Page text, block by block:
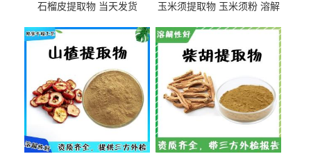
石榴皮提取物 当天发货
玉米须提取物 玉米须粉 溶解